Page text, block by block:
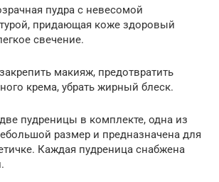
пудра с невесомой
придающая коже здоровый
свечение.
макияж, предотвратить
крема, убрать жирный блеск.
пудреницы в комплекте, одна из
размер и предназначена для
Каждая пудреница снабжена